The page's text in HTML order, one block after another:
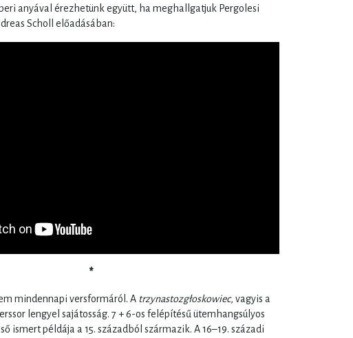
anyával érezhetünk együtt, ha meghallgatjuk Pergolesi
Scholl előadásában:
*
mindennapi versformáról. A trzynastozgłoskowiec, vagyis a
lengyel sajátosság. 7 + 6-os felépítésű ütemhangsúlyos
ismert példája a 15. századból származik. A 16–19. századi